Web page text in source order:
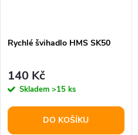
Rychlé švihadlo HMS SK50
140 Kč
Skladem >15 ks
DO KOŠÍKU